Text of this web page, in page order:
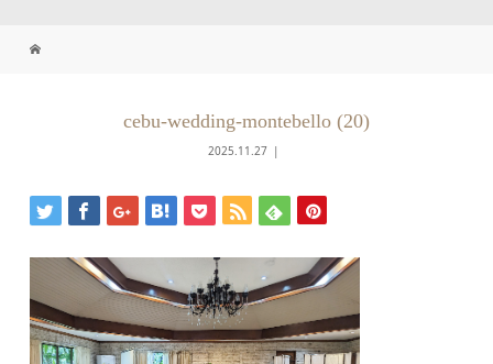
cebu-wedding-montebello (20)
2025.11.27